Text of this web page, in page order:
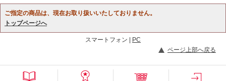
ご指定の商品は、現在お取り扱いいたしておりません。
トップページへ
スマートフォン |
PC
ページ上部へ戻る